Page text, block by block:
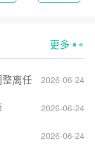
更多
2026-06-24
离任
2026-06-24
2026-06-24